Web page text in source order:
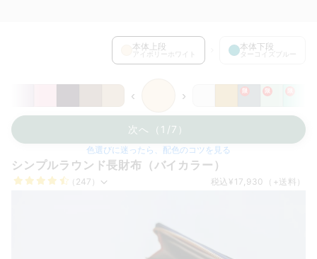
本体上段
アイボリーホワイト
本体下段
ターコイズブルー
限 限
‹ ›
シンプルラウンド長財布（バイカラー）
（247） 税込 ¥17,930 （+送料）
次へ（1/7）
色選びに迷ったら、配色のコツを見る